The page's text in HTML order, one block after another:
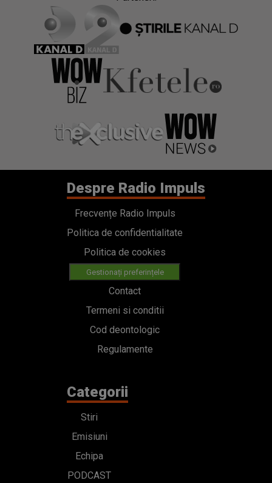
Despre Radio Impuls
Frecvențe Radio Impuls
Politica de confidentialitate
Politica de cookies
Gestionați preferințele
Contact
Termeni si conditii
Cod deontologic
Regulamente
Categorii
Stiri
Emisiuni
Echipa
PODCAST